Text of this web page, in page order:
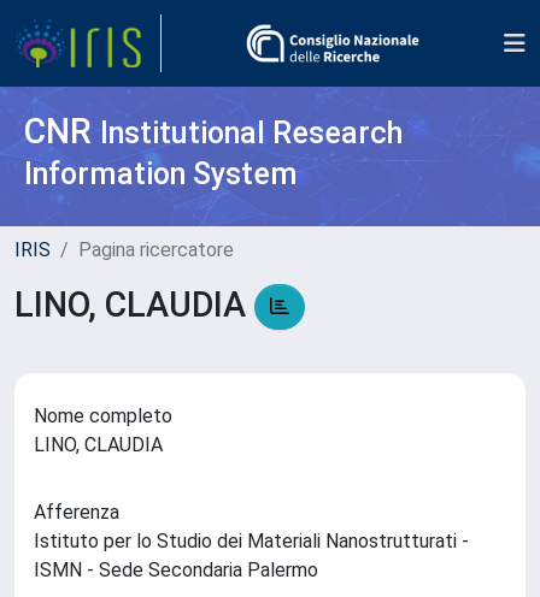
CNR Institutional Research
Information System
IRIS Pagina ricercatore
LINO, CLAUDIA
Nome completo
LINO, CLAUDIA
Afferenza
Istituto per lo Studio dei Materiali Nanostrutturati -
ISMN - Sede Secondaria Palermo